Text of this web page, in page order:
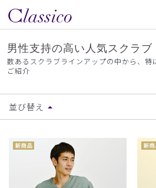
男性支持の高い人気スクラブ
数あるスクラブラインアップの中から、特
ご紹介
並び替え